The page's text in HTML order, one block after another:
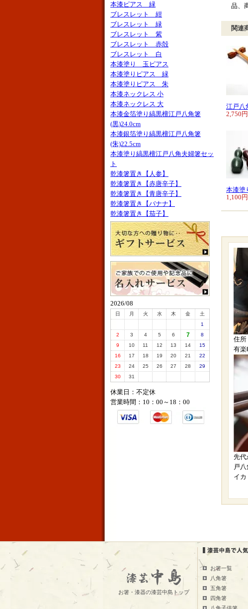
品、
関連
江戸八
2,750円
本漆塗
1,100円
住所
有楽
先代
戸
イカ
本漆ピアス 緑
ブレスレット 紺
ブレスレット 緑
ブレスレット 紫
ブレスレット 赤殻
ブレスレット 白
本漆塗り 玉ピアス
本漆塗りピアス 緑
本漆塗りピアス 朱
本漆ネックレス 小
本漆ネックレス 大
本漆金箔塗り縞黒檀江戸八角箸
(黒)24.0cm
本漆銀箔塗り縞黒檀江戸八角箸
(朱)22.5cm
本漆塗り縞黒檀江戸八角夫婦箸セッ
ト
乾漆箸置き【人参】
乾漆箸置き【赤唐辛子】
乾漆箸置き【青唐辛子】
乾漆箸置き【バナナ】
乾漆箸置き【茄子】
2026/08
日 月 火 水 木 金
土
1
2
3 4 5 6 7
8
9
10 11 12 13 14
15
16
17 18 19 20 21
22
23
24 25 26 27 28
29
30
31
休業日 ：不定休
営業時間：10：00～18：00
お箸・漆器の漆芸中島トップ
お箸一覧
八角箸
五角箸
四角箸